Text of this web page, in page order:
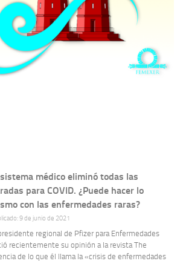
médico eliminó todas las
para COVID. ¿Puede hacer lo
con las enfermedades raras?
9 de junio de 2021
regional de Pfizer para Enfermedades
recientemente su opinión a la revista The
de lo que él llama la «crisis de enfermedades